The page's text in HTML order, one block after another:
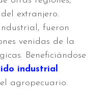
extranjero.
fueron
venidas de la
Beneficiándose
industrial
agropecuario.